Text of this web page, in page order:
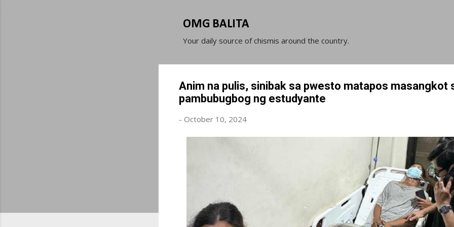
OMG BALITA
Your daily source of chismis around the country.
Anim na pulis, sinibak sa pwesto matapos masangkot
pambubugbog ng estudyante
- October 10, 2024